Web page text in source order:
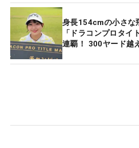
身長154cmの小さな
「ドラコンプロタイ
連覇！ 300ヤード越